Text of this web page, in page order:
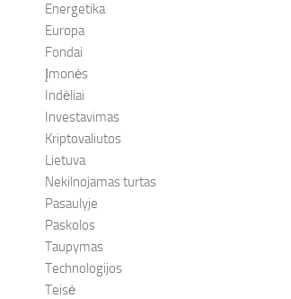
Energetika
Europa
Fondai
Įmonės
Indėliai
Investavimas
Kriptovaliutos
Lietuva
Nekilnojamas turtas
Pasaulyje
Paskolos
Taupymas
Technologijos
Teisė